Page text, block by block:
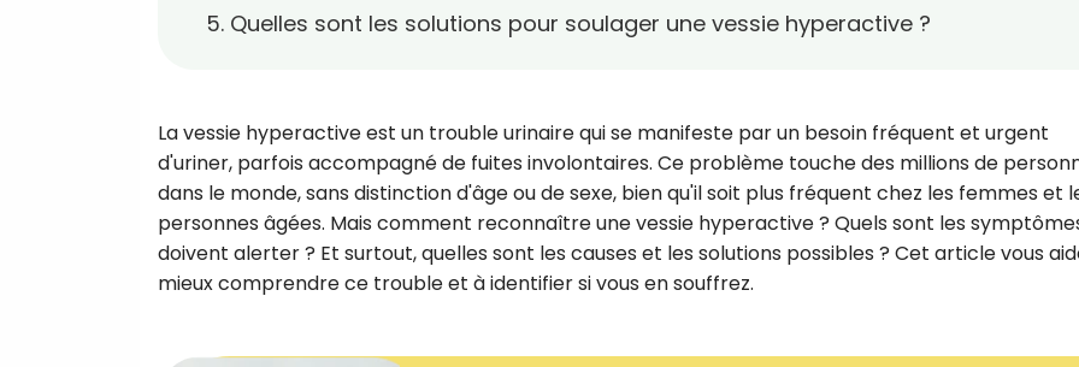
5. Quelles sont les solutions pour soulager une vessie hyperactive ?
La vessie hyperactive est un trouble urinaire qui se manifeste par un besoin fréquent et urgent
d'uriner, parfois accompagné de fuites involontaires. Ce problème touche des millions de
dans le monde, sans distinction d'âge ou de sexe, bien qu'il soit plus fréquent chez les femmes et
personnes âgées. Mais comment reconnaître une vessie hyperactive ? Quels sont les
doivent alerter ? Et surtout, quelles sont les causes et les solutions possibles ? Cet article vous
mieux comprendre ce trouble et à identifier si vous en souffrez.